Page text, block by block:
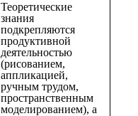
Теоретические
знания
подкрепляются
продуктивной
деятельностью
(рисованием,
аппликацией,
ручным трудом,
пространственным
моделированием), а